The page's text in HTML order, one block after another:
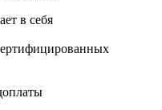
в себя